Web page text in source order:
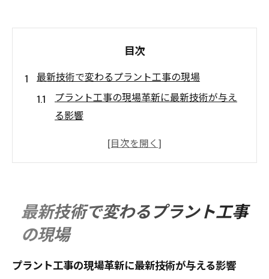
目次
最新技術で変わるプラント工事の現場
プラント工事の現場革新に最新技術が与え
る影響
デジタル化が進むプラント工事の変化とは
現場作業を変える最新プラント工事技術の
実例紹介
する方法
最新技術で変わるプラント工事
の現場
プラント工事の現場革新に最新技術が与える影響